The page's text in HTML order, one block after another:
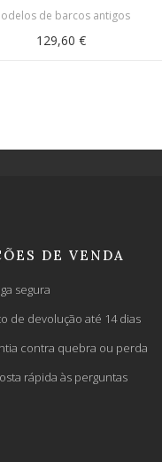
de barcos antigos
129,60 €
DE VENDA
segura
de devolução até 14 dias
contra quebra ou perda
rápida às perguntas